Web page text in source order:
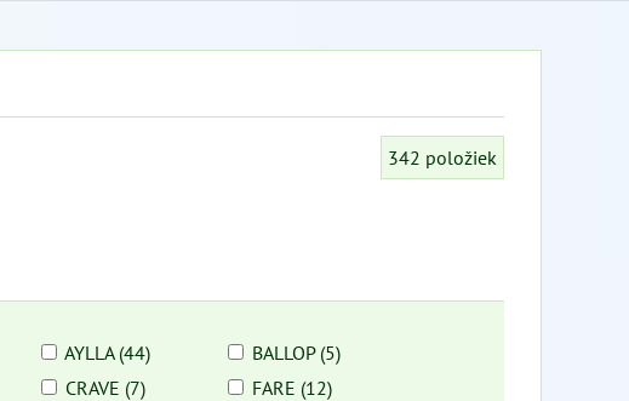
342 položiek
AYLLA (44)
BALLOP (5)
CRAVE (7)
FARE (12)